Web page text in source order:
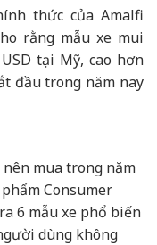
thức của Amalfi
rằng mẫu xe mui
tại Mỹ, cao hơn
đầu trong năm nay
mua trong năm
Consumer
6 mẫu xe phổ biến
dùng không